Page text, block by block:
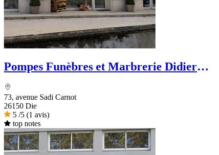
Pompes Funèbres et Marbrerie Didier
73, avenue Sadi Carnot
26150 Die
5 /5 (1 avis)
top notes